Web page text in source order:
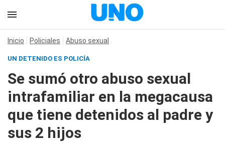
Inicio Policiales Abuso sexual
UN DETENIDO ES POLICÍA
Se sumó otro abuso sexual
intrafamiliar en la megacausa
que tiene detenidos al padre y
sus 2 hijos